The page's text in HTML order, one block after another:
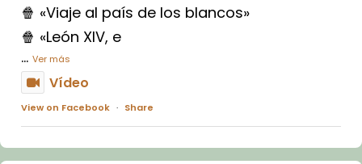
🍿 «Viaje al país de los blancos»
🍿 «León XIV, e
... Ver más
Vídeo
View on Facebook · Share
Arquebisbat de Barcelona